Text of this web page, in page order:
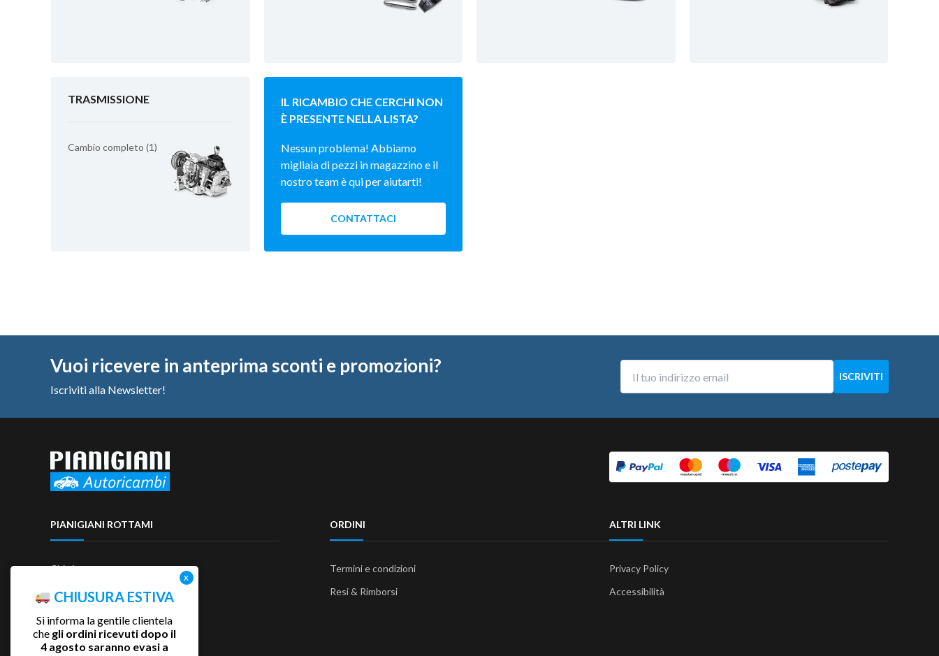
TRASMISSIONE
Cambio completo (1)
IL RICAMBIO CHE CERCHI NON
È PRESENTE NELLA LISTA?
Nessun problema! Abbiamo
migliaia di pezzi in magazzino e il
nostro team è qui per aiutarti!
CONTATTACI
Vuoi ricevere in anteprima sconti e promozioni?
Iscriviti alla Newsletter!
PIANIGIANI ROTTAMI
Chi siamo
Contattaci
ORDINI
Termini e condizioni
Resi & Rimborsi
ALTRI LINK
Privacy Policy
Accessibilità
CHIUSURA ESTIVA
Si informa la gentile clientela
che gli ordini ricevuti dopo il
4 agosto saranno evasi a